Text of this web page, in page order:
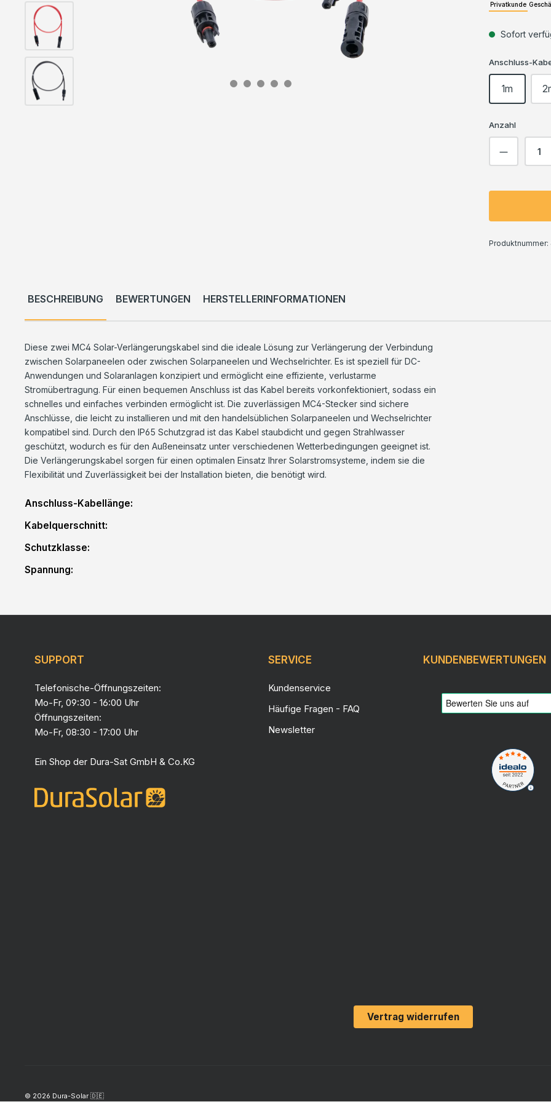
Privatkunde
Sofort
Anschluss-
1m
Anzahl
Produktnummer:
BESCHREIBUNG BEWERTUNGEN HERSTELLERINFORMATIONEN
Diese zwei MC4 Solar-Verlängerungskabel sind die ideale Lösung zur Verlängerung der Verbindung
zwischen Solarpaneelen oder zwischen Solarpaneelen und Wechselrichter. Es ist speziell für DC-
Anwendungen und Solaranlagen konzipiert und ermöglicht eine effiziente, verlustarme
Stromübertragung. Für einen bequemen Anschluss ist das Kabel bereits vorkonfektioniert, sodass ein
schnelles und einfaches verbinden ermöglicht ist. Die zuverlässigen MC4-Stecker sind sichere
Anschlüsse, die leicht zu installieren und mit den handelsüblichen Solarpaneelen und Wechselrichter
kompatibel sind. Durch den IP65 Schutzgrad ist das Kabel staubdicht und gegen Strahlwasser
geschützt, wodurch es für den Außeneinsatz unter verschiedenen Wetterbedingungen geeignet ist.
Die Verlängerungskabel sorgen für einen optimalen Einsatz Ihrer Solarstromsysteme, indem sie die
Flexibilität und Zuverlässigkeit bei der Installation bieten, die benötigt wird.
Anschluss-Kabellänge:
Kabelquerschnitt:
Schutzklasse:
Spannung:
SUPPORT
Telefonische-Öffnungszeiten:
Mo-Fr, 09:30 - 16:00 Uhr
Öffnungszeiten:
Mo-Fr, 08:30 - 17:00 Uhr
Ein Shop der Dura-Sat GmbH & Co.KG
SERVICE
Kundenservice
Häufige Fragen - FAQ
Newsletter
KUNDENBEWERTUNGEN
Vertrag widerrufen
© 2026 Dura-Solar 🇩🇪